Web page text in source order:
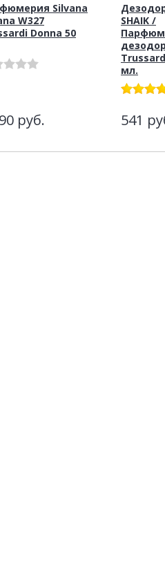
Silvana
W327
Donna 50
руб.
SHAIK /
мл.
541